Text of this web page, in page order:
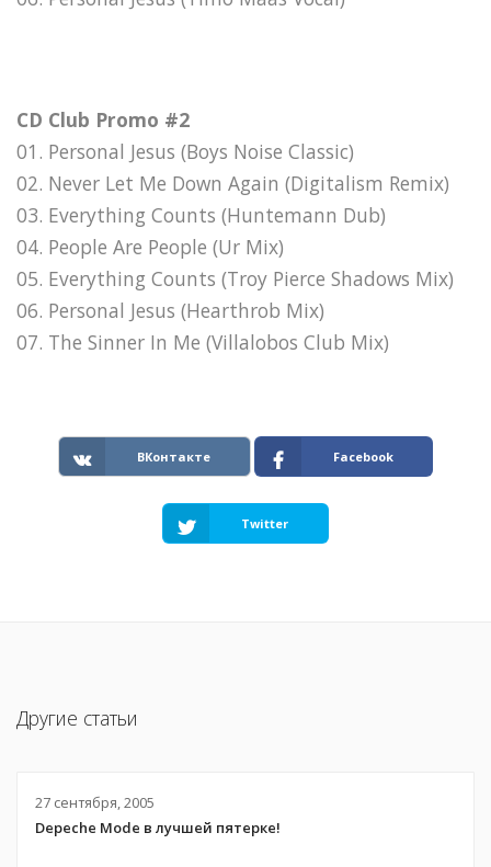
CD Club Promo #2
01. Personal Jesus (Boys Noise Classic)
02. Never Let Me Down Again (Digitalism Remix)
03. Everything Counts (Huntemann Dub)
04. People Are People (Ur Mix)
05. Everything Counts (Troy Pierce Shadows Mix)
06. Personal Jesus (Hearthrob Mix)
07. The Sinner In Me (Villalobos Club Mix)
ВКонтакте Facebook
Twitter
Другие статьи
27 сентября, 2005
Depeche Mode в лучшей пятерке!